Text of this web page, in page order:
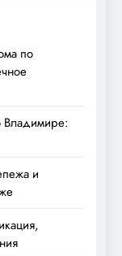
по
Владимире:
и